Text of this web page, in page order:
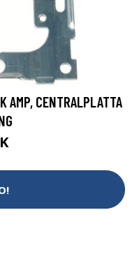
AMP, CENTRALPLATTA